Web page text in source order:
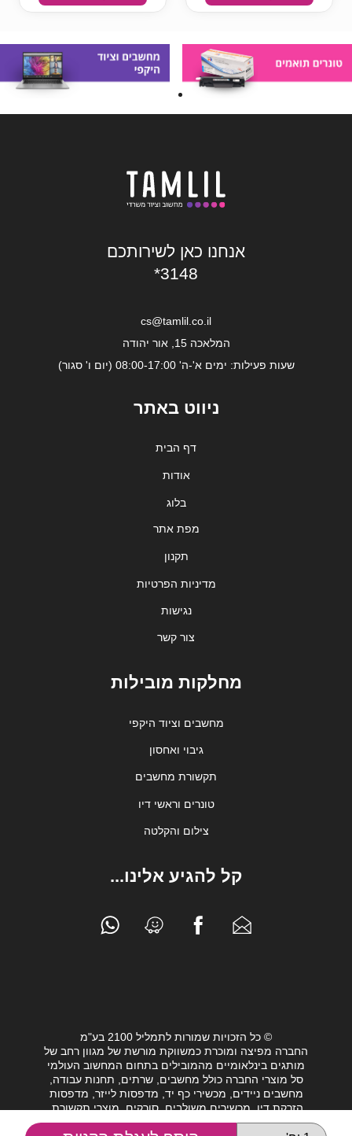
אנחנו כאן לשירותכם
*3148
cs@tamlil.co.il
המלאכה 15, אור יהודה
שעות פעילות: ימים א'-ה' 08:00-17:00 (יום ו' סגור)
ניווט באתר
דף הבית
אודות
בלוג
מפת אתר
תקנון
מדיניות הפרטיות
נגישות
צור קשר
מחלקות מובילות
מחשבים וציוד היקפי
גיבוי ואחסון
תקשורת מחשבים
טונרים וראשי דיו
צילום והקלטה
קל להגיע אלינו...
© כל הזכויות שמורות לתמליל 2100 בע"מ
החברה מפיצה ומוכרת כמשווקת מורשת של מגוון רחב של
מותגים בינלאומיים מהמובילים בתחום המחשוב העולמי
סל מוצרי החברה כולל מחשבים, שרתים, תחנות עבודה,
מחשבים ניידים, מכשירי כף יד, מדפסות לייזר, מדפסות
הזרקת דיו, מכשירים משולבים, סורקים, מוצרי תקשורת,
חלקי מחשב, כונני גיבוי וציוד נלווה מגוון לעולם המחשבים.